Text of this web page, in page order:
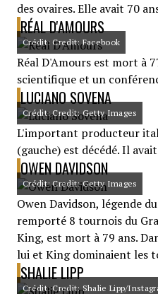
des ovaires. Elle avait 70
RÉAL D'AMOURS
Crédit: Credit: Facebook
Réal D'Amours est mort à
scientifique et un
LUCIANO SOVENA
Crédit: Credit: Getty Images
L'important producteur
(gauche) est décédé. Il
OWEN DAVIDSON
Crédit: Credit: Getty Images
Owen Davidson, légende
remporté 8 tournois du
King, est mort à 79 ans.
lui et King dominaient les
SHALIE LIPP
Crédit: Credit: Shalie Lipp/